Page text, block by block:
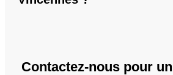
Contactez-nous pour